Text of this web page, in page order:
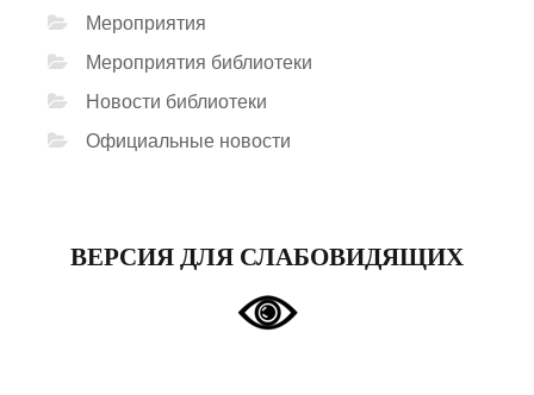
Мероприятия
Мероприятия библиотеки
Новости библиотеки
Официальные новости
ВЕРСИЯ ДЛЯ СЛАБОВИДЯЩИХ